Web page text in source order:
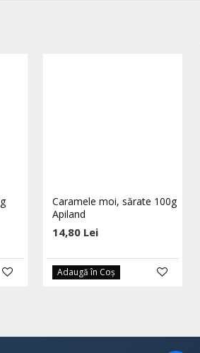
Caramele moi, sărate 100g
Apiland
14,80 Lei
Adaugă în Coş